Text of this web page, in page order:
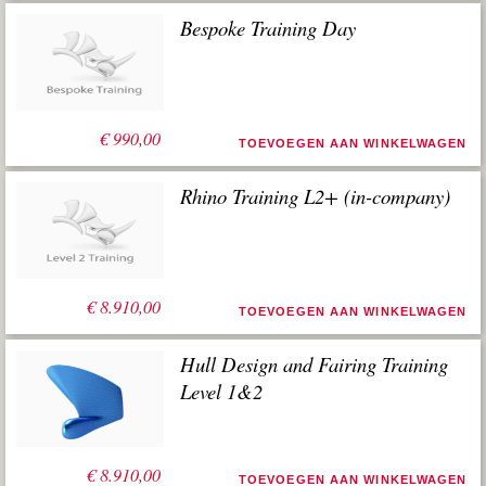
€990,00
Bespoke Training Day
TOEVOEGEN AAN WINKELWAGEN
€8.910,00
Rhino Training L2+ (in-company)
TOEVOEGEN AAN WINKELWAGEN
€8.910,00
Hull Design and Fairing Training
Level 1&2
TOEVOEGEN AAN WINKELWAGEN